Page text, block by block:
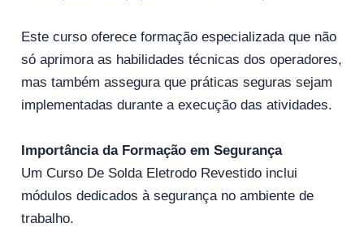
Este curso oferece formação especializada que não
só aprimora as habilidades técnicas dos operadores,
mas também assegura que práticas seguras sejam
implementadas durante a execução das atividades.
Importância da Formação em Segurança
Um Curso De Solda Eletrodo Revestido inclui
módulos dedicados à segurança no ambiente de
trabalho.